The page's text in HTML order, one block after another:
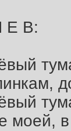
Е В:
моей,